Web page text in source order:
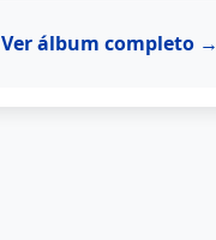
Ver álbum completo →